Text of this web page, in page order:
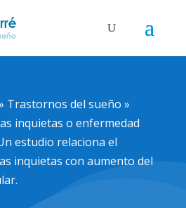
Trastornos del sueño »
inquietas o enfermedad
estudio relaciona el
inquietas con aumento del